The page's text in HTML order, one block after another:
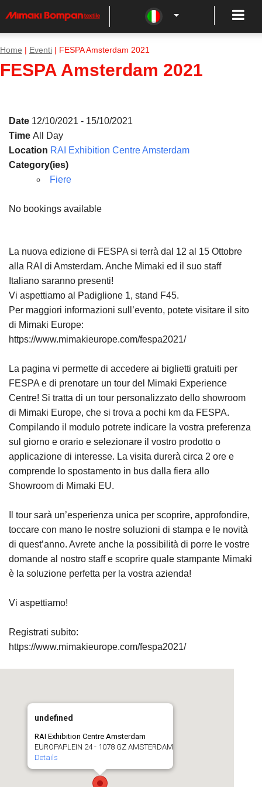
Home Eventi | FESPA Amsterdam 2021
FESPA Amsterdam 2021
Date 12/10/2021 - 15/10/2021
Time All Day
Location RAI Exhibition Centre Amsterdam
Category(ies)
Fiere
No bookings available
La nuova edizione di FESPA si terrà dal 12 al 15 Ottobre
alla RAI di Amsterdam. Anche Mimaki ed il suo staff
Italiano saranno presenti!
Vi aspettiamo al Padiglione 1, stand F45.
Per maggiori informazioni sull’evento, potete visitare il sito
di Mimaki Europe:
https://www.mimakieurope.com/fespa2021/
La pagina vi permette di accedere ai biglietti gratuiti per
FESPA e di prenotare un tour del Mimaki Experience
Centre! Si tratta di un tour personalizzato dello showroom
di Mimaki Europe, che si trova a pochi km da FESPA.
Compilando il modulo potrete indicare la vostra preferenza
sul giorno e orario e selezionare il vostro prodotto o
applicazione di interesse. La visita durerà circa 2 ore e
comprende lo spostamento in bus dalla fiera allo
Showroom di Mimaki EU.
Il tour sarà un’esperienza unica per scoprire, approfondire,
toccare con mano le nostre soluzioni di stampa e le novità
di quest’anno. Avrete anche la possibilità di porre le vostre
domande al nostro staff e scoprire quale stampante Mimaki
è la soluzione perfetta per la vostra azienda!
Vi aspettiamo!
Registrati subito:
https://www.mimakieurope.com/fespa2021/
undefined
RAI Exhibition Centre Amsterdam
EUROPAPLEIN 24 - 1078 GZ AMSTERDAM
Details